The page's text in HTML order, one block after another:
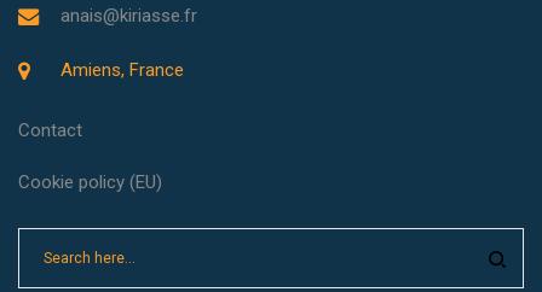
anais@kiriasse.fr
Amiens, France
Contact
Cookie policy (EU)